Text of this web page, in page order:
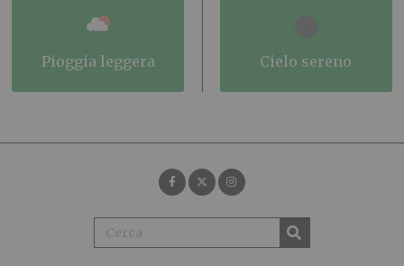
pioggia leggera cielo sereno